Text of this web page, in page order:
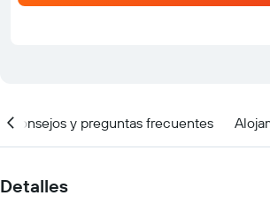
Consejos y preguntas frecuentes
Detalles